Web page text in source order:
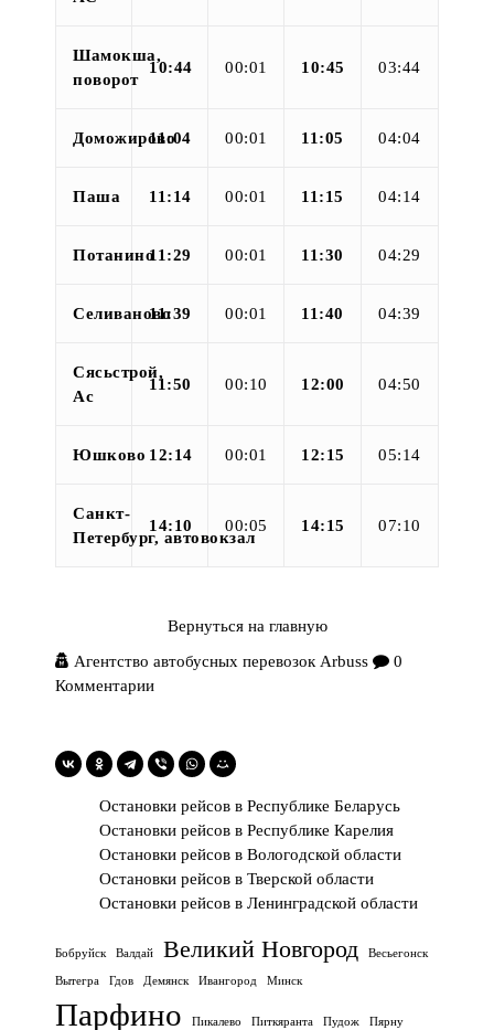
Шамокша,
поворот
10:44 00:01 10:45 03:44
Доможирово
11:04 00:01 11:05 04:04
Паша 11:14 00:01 11:15 04:14
Потанино11:29 00:01 11:30 04:29
Селиваново11:39 00:01 11:40 04:39
Сясьстрой,
Ас
11:50 00:10 12:00 04:50
Юшково 12:14 00:01 12:15 05:14
Санкт-
Петербург, автовокзал
14:10 00:05 14:15 07:10
Вернуться на главную
Агентство автобусных перевозок Arbuss
0
Комментарии
Остановки рейсов в Республике Беларусь
Остановки рейсов в Республике Карелия
Остановки рейсов в Вологодской области
Остановки рейсов в Тверской области
Остановки рейсов в Ленинградской области
Бобруйск Валдай Великий Новгород Весьегонск
Вытегра Гдов Демянск Ивангород Минск
Парфино Пикалево Питкяранта Пудож Пярну